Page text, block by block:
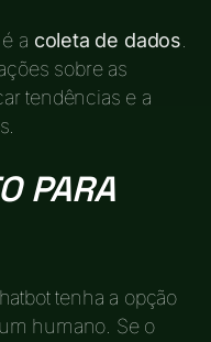
a coleta de dados
sobre as
tendências e a
PARA
tenha a opção
humano. Se o